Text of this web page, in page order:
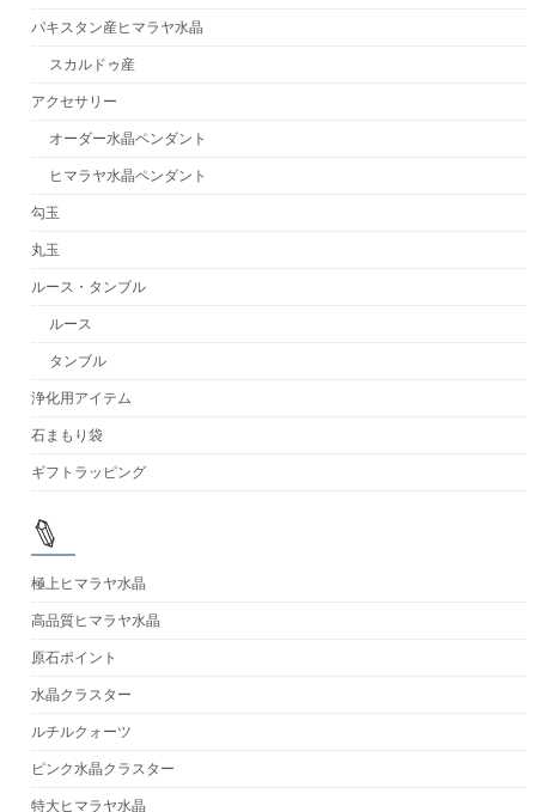
パキスタン産ヒマラヤ水晶
スカルドゥ産
アクセサリー
オーダー水晶ペンダント
ヒマラヤ水晶ペンダント
勾玉
丸玉
ルース・タンブル
ルース
タンブル
浄化用アイテム
石まもり袋
ギフトラッピング
極上ヒマラヤ水晶
高品質ヒマラヤ水晶
原石ポイント
水晶クラスター
ルチルクォーツ
ピンク水晶クラスター
特大ヒマラヤ水晶